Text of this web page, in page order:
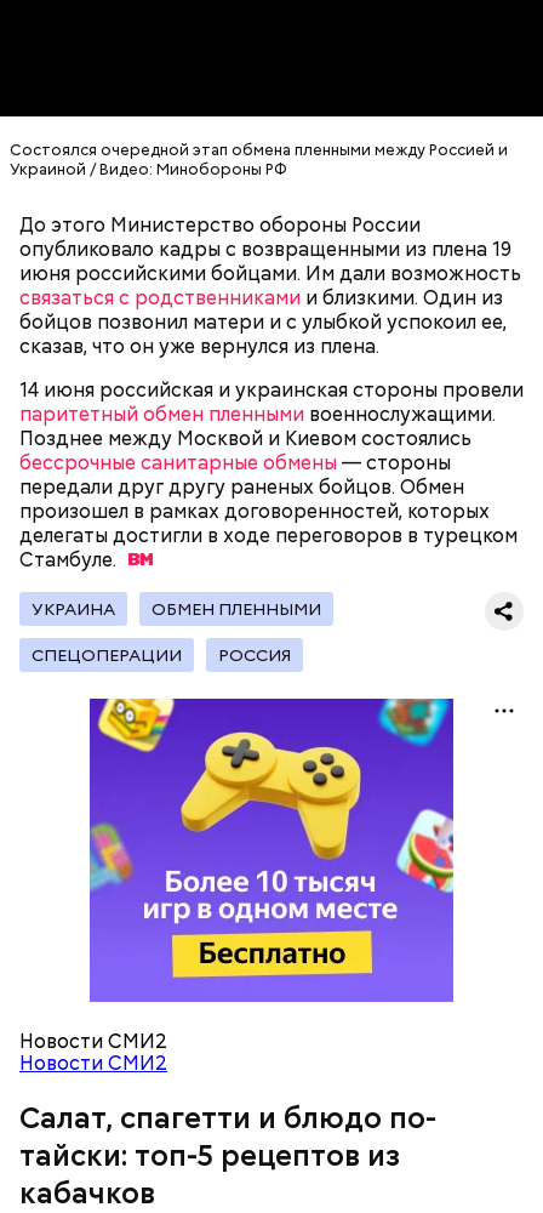
Состоялся очередной этап обмена пленными между Россией и
Украиной / Видео: Минобороны РФ
До этого Министерство обороны России
опубликовало кадры с возвращенными из плена 19
июня российскими бойцами. Им дали возможность
связаться с родственниками и близкими. Один из
бойцов позвонил матери и с улыбкой успокоил ее,
сказав, что он уже вернулся из плена.
14 июня российская и украинская стороны провели
паритетный обмен пленными военнослужащими.
Позднее между Москвой и Киевом состоялись
бессрочные санитарные обмены— стороны
передали друг другу раненых бойцов. Обмен
произошел в рамках договоренностей, которых
делегаты достигли в ходе переговоров в турецком
Стамбуле.
УКРАИНА ОБМЕН ПЛЕННЫМИ
СПЕЦОПЕРАЦИИ РОССИЯ
Новости СМИ2
Новости СМИ2
Салат, спагетти и блюдо по-
тайски: топ-5 рецептов из
кабачков
кабачок;
петрушка;
оливковое масло;
— Кабачки, порезанные кубиками, нужно легко
обжарить на сковороде. К ним добавляются зелень
петрушки, чеснок, соль и оливковое масло.
Получается очень вкусно, — поделился рецептом
Копылов.